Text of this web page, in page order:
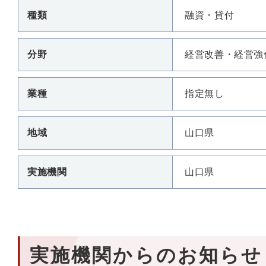
種類 融資・貸付
分野 経営改善・経営強
業種 指定無し
地域 山口県
実施機関 山口県
実施機関からのお知らせ